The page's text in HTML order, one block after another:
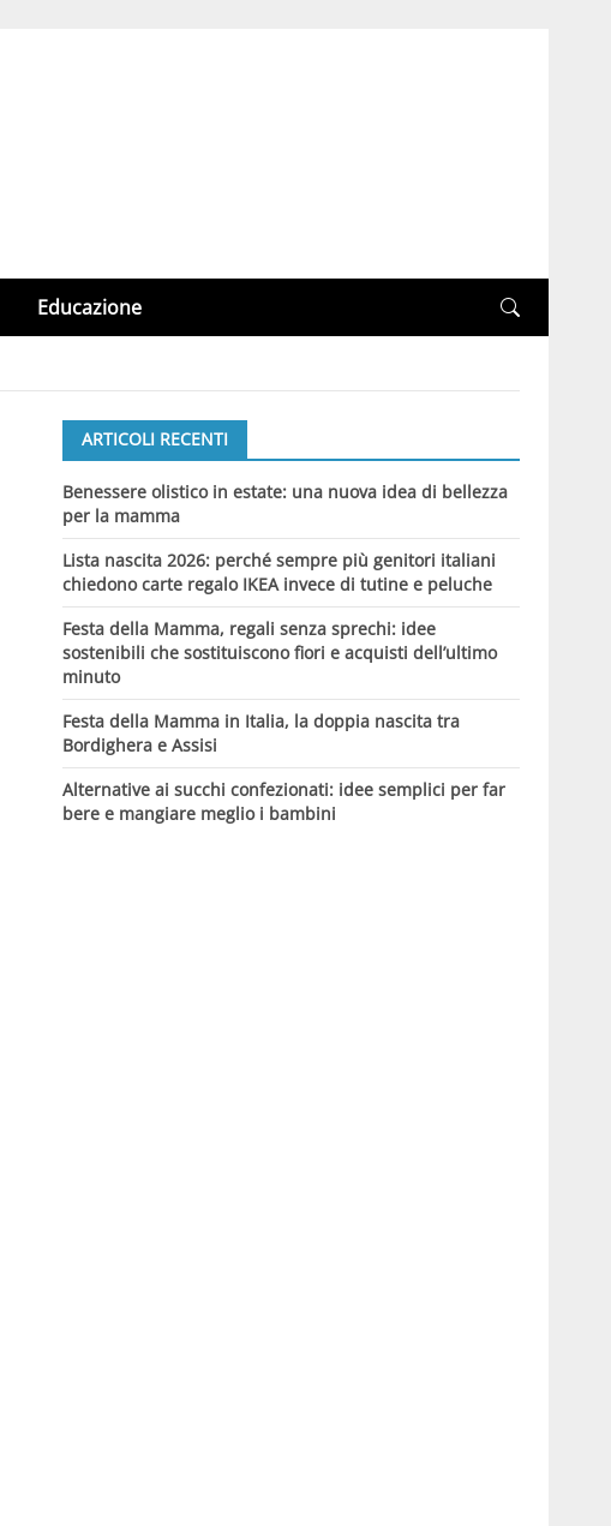
Educazione
ARTICOLI RECENTI
Benessere olistico in estate: una nuova idea di bellezza
per la mamma
Lista nascita 2026: perché sempre più genitori italiani
chiedono carte regalo IKEA invece di tutine e peluche
Festa della Mamma, regali senza sprechi: idee
sostenibili che sostituiscono fiori e acquisti dell’ultimo
minuto
Festa della Mamma in Italia, la doppia nascita tra
Bordighera e Assisi
Alternative ai succhi confezionati: idee semplici per far
bere e mangiare meglio i bambini